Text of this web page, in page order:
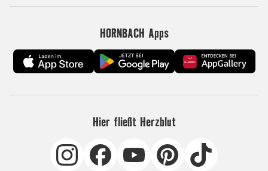
HORNBACH Apps
Hier fließt Herzblut